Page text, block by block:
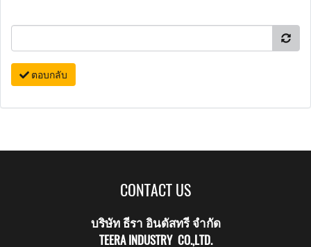
ตอบกลับ
CONTACT US
บริษัท ธีรา อินดัสทรี จำกัด
TEERA INDUSTRY CO.,LTD.